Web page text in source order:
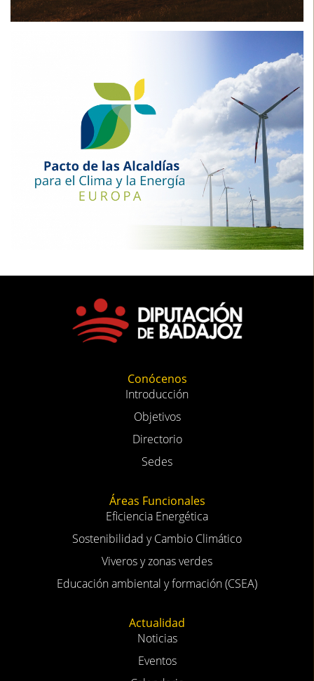
Conócenos
Introducción
Objetivos
Directorio
Sedes
Áreas Funcionales
Eficiencia Energética
Sostenibilidad y Cambio Climático
Viveros y zonas verdes
Educación ambiental y formación (CSEA)
Actualidad
Noticias
Eventos